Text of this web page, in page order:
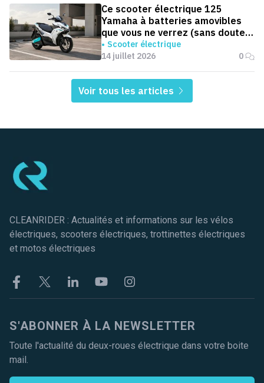
Ce scooter électrique 125
Yamaha à batteries amovibles
que vous ne verrez (sans doute)
jamais en Europe
Scooter électrique
14 juillet 2026
0
Voir tous les articles
CLEANRIDER : Actualités et informations sur les vélos
électriques, scooters électriques, trottinettes électriques
et motos électriques
FacebookTwitter LinkekinYoutubeInstagram
S'ABONNER À LA NEWSLETTER
Toute l'actualité du deux-roues électrique dans votre boite
mail.